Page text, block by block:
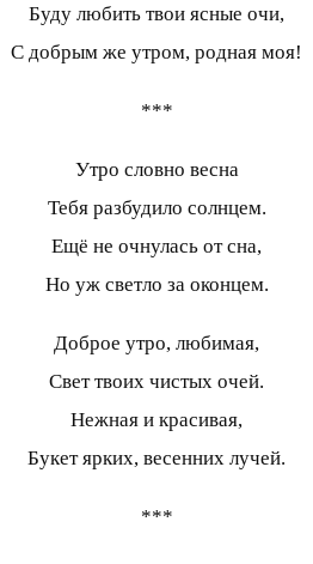
Буду любить твои ясные очи,
С добрым же утром, родная моя!
***
Утро словно весна
Тебя разбудило солнцем.
Ещё не очнулась от сна,
Но уж светло за оконцем.
Доброе утро, любимая,
Свет твоих чистых очей.
Нежная и красивая,
Букет ярких, весенних лучей.
***